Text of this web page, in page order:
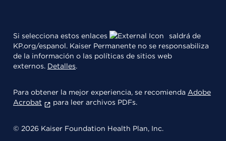
Si selecciona estos enlaces
saldrá de
KP.org/espanol. Kaiser Permanente no se responsabiliza
de la información o las políticas de sitios web
externos. Detalles.
Para obtener la mejor experiencia, se recomienda Adobe
Acrobat
para leer archivos PDFs.
© 2026 Kaiser Foundation Health Plan, Inc.